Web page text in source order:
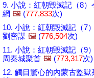
9. 小說：紅朝毀滅記（8）
網 🖼️ (777,833次)
10. 小說：紅朝毀滅記（7
劉密謀 🖼️ (776,504次)
11. 小說：紅朝毀滅記（9
周秦城聚首 🖼️ (773,317次)
12. 觸目驚心的內蒙古監獄